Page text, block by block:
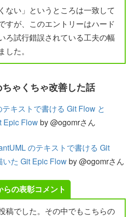
ない」というところは一致して
すが、このエントリーはハード
ろ試行錯誤されている工夫の幅
た。
ゃくちゃ改善した話
キストで書ける Git Flow と
Epic Flowby @ogomrさん
のテキストで書ける Git
た Git Epic Flowby @ogomrさん
の表彰コメント
稿でした。その中でもこちらの